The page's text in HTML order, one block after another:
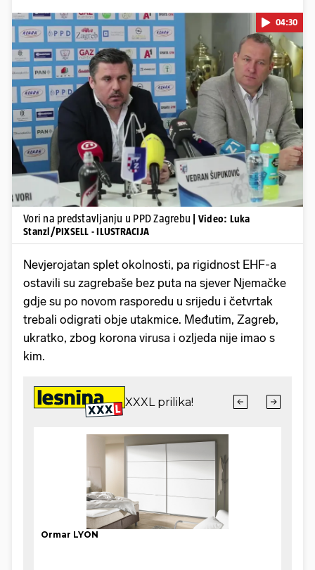
Pokretanje videa...
04:30
Vori na predstavljanju u PPD Zagrebu
| Video: Luka
Stanzl/PIXSELL - ILUSTRACIJA
Nevjerojatan splet okolnosti, pa rigidnost EHF-a
ostavili su zagrebaše bez puta na sjever Njemačke
gdje su po novom rasporedu u srijedu i četvrtak
trebali odigrati obje utakmice. Međutim, Zagreb,
ukratko, zbog korona virusa i ozljeda nije imao s
kim.